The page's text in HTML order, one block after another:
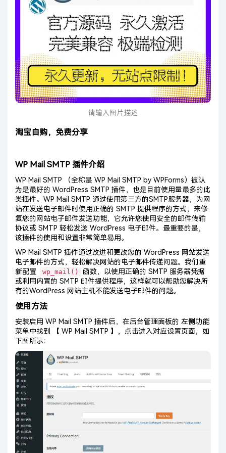
请输入图片描述
淘宝自购，免费分享
WP Mail SMTP 插件介绍
WP Mail SMTP （全称是 WP Mail SMTP by WPForms）被认
为是最好的 WordPress SMTP 插件，也是目前使用量最多的此
类插件。WP Mail SMTP 通过使用第三方的SMTP服务器，为网
站在发送电子邮件时使用正确的 SMTP 提供程序的方式，来修
复您的网站电子邮件发送功能，它允许您使用安全的邮件传输
协议或 SMTP 轻松发送 WordPress 电子邮件。最重要的是，
该插件的使用和设置非常简单易用。
WP Mail SMTP 插件通过改进和更改您的 WordPress 网站发送
电子邮件的方式，轻松解决网站的电子邮件传递问题。我们重
新配置
wp_mail()
函数，以使用正确的 SMTP 服务器凭据
或利用内置的 SMTP 邮件提供程序，这样就可以帮助您解决所
有的WordPress 网站主机不能发送电子邮件的问题。
使用方法
安装启用 WP Mail SMTP 插件后，在后台管理面板的 左侧功能
菜单中找到 【 WP Mail SMTP 】，点击进入对应设置页面，如
下图所示：